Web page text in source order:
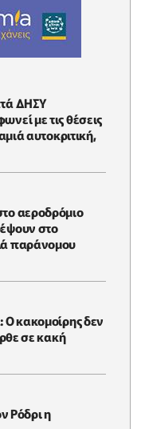
ΔΗΣΥ
με τις θέσεις
αυτοκριτική,
αεροδρόμιο
στο
παράνομου
Ο κακομοίρης δεν
σε κακή
Ρόδρι η